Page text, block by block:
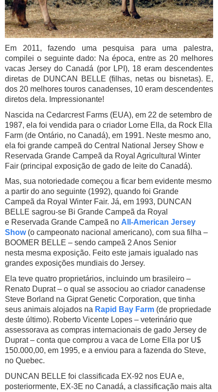
Em 2011, fazendo uma pesquisa para uma palestra,
compilei o seguinte dado: Na época, entre as 20 melhores
vacas Jersey do Canadá (por LPI), 18 eram descendentes
diretas de DUNCAN BELLE (filhas, netas ou bisnetas). E,
dos 20 melhores touros canadenses, 10 eram descendentes
diretos dela. Impressionante!
Nascida na Cedarcrest Farms (EUA), em 22 de setembro de
1987, ela foi vendida para o criador Lorne Ella, da Rock Ella
Farm (de Ontário, no Canadá), em 1991. Neste mesmo ano,
ela foi grande campeã do Central National Jersey Show e
Reservada Grande Campeã da Royal Agricultural Winter
Fair (principal exposição de gado de leite do Canadá).
Mas, sua notoriedade começou a ficar bem evidente mesmo
a partir do ano seguinte (1992), quando foi Grande
Campeã da Royal Winter Fair. Já, em 1993, DUNCAN
BELLE sagrou-se Bi Grande Campeã da Royal
e Reservada Grande Campeã no All-American Jersey
Show(o campeonato nacional americano), com sua filha –
BOOMER BELLE – sendo campeã 2 Anos Senior
nesta mesma exposição. Feito este jamais igualado nas
grandes exposições mundiais do Jersey.
Ela teve quatro proprietários, incluindo um brasileiro –
Renato Duprat – o qual se associou ao criador canadense
Steve Borland na Giprat Genetic Corporation, que tinha
seus animais alojados na Rapid Bay Farm (de propriedade
deste último). Roberto Vicente Lopes – veterinário que
assessorava as compras internacionais de gado Jersey de
Duprat – conta que comprou a vaca de Lorne Ella por U$
150.000,00, em 1995, e a enviou para a fazenda do Steve,
no Quebec.
DUNCAN BELLE foi classificada EX-92 nos EUA e,
posteriormente, EX-3E no Canadá, a classificação mais alta